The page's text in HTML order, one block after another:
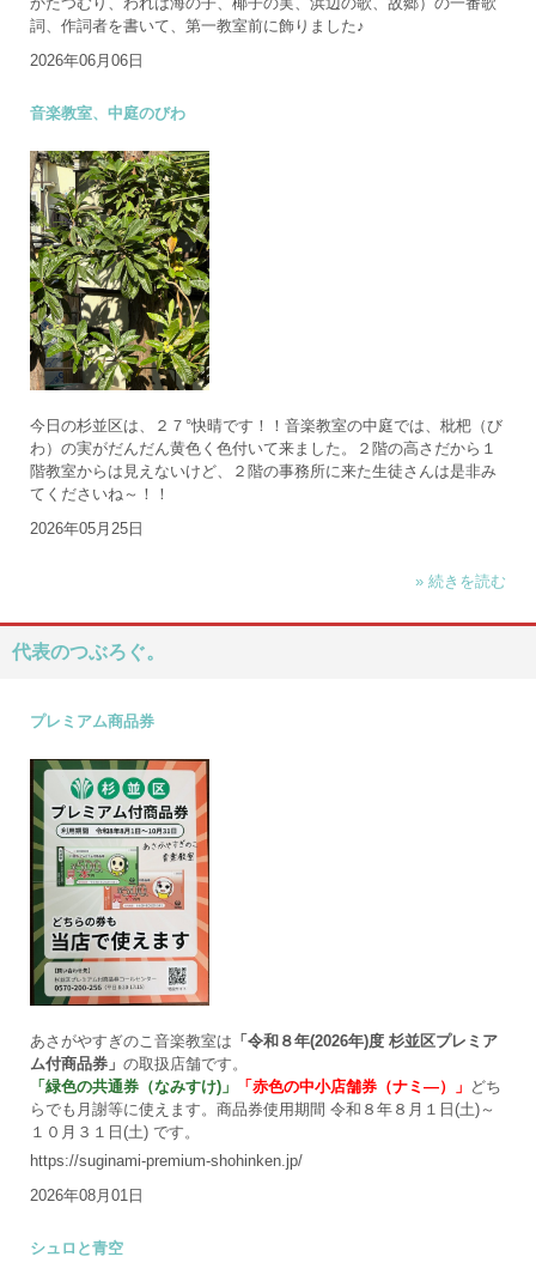
詞、作詞者を書いて、第一教室前に飾りました♪
2026年06月06日
音楽教室、中庭のびわ
今日の杉並区は、２７°快晴です！！音楽教室の中庭では、枇杷（び
わ）の実がだんだん黄色く色付いて来ました。２階の高さだから１
階教室からは見えないけど、２階の事務所に来た生徒さんは是非み
てくださいね～！！
2026年05月25日
» 続きを読む
代表のつぶろぐ。
プレミアム商品券
あさがやすぎのこ音楽教室は 「令和８年(2026年)度 杉並区プレミア
ム付商品券」 の取扱店舗です。
「緑色の共通券（なみすけ)」
「赤色の中小店舗券（ナミ―）」 どち
らでも月謝等に使えます。商品券使用期間 令和８年８月１日(土)～
１０月３１日(土) です。
https://suginami-premium-shohinken.jp/
2026年08月01日
シュロと青空